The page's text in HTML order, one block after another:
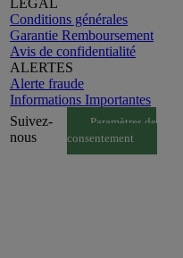
LEGAL
Conditions générales
Garantie Remboursement
Avis de confidentialité
ALERTES
Alerte fraude
Informations Importantes
Suivez-
nous
Paramètres de
consentement